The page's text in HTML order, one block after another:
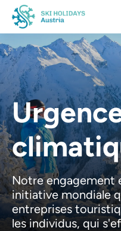
Notre engagement
initiative mondiale
entreprises
les individus, qui